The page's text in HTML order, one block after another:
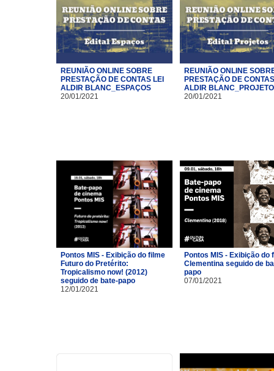
REUNIÃO ONLINE SOBRE
PRESTAÇÃO DE CONTAS LEI
ALDIR BLANC_ESPAÇOS
20/01/2021
REUNIÃO ONLINE
PRESTAÇÃO DE
ALDIR
20/01/2021
Pontos MIS - Exibição do filme
Futuro do Pretérito:
Tropicalismo now! (2012)
seguido de bate-papo
12/01/2021
Pontos MIS - Exibição do
Clementina seguido de
papo
07/01/2021